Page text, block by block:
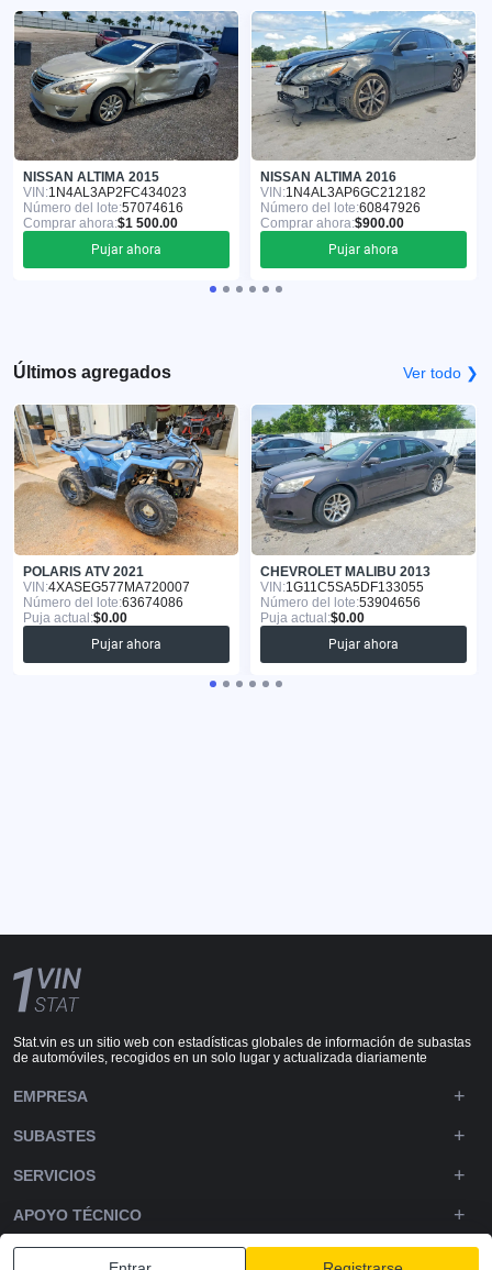
NISSAN ALTIMA 2015
VIN:1N4AL3AP2FC434023
Número del lote:57074616
Comprar ahora:$1 500.00
Pujar ahora
NISSAN ALTIMA 2016
VIN:1N4AL3AP6GC212182
Número del lote:60847926
Comprar ahora:$900.00
Pujar ahora
Últimos agregados Ver todo ❯
POLARIS ATV 2021
VIN:4XASEG577MA720007
Número del lote:63674086
Puja actual:$0.00
Pujar ahora
CHEVROLET MALIBU 2013
VIN:1G11C5SA5DF133055
Número del lote:53904656
Puja actual:$0.00
Pujar ahora
Stat.vin es un sitio web con estadísticas globales de información de subastas
de automóviles, recogidos en un solo lugar y actualizada diariamente
EMPRESA
SUBASTES
SERVICIOS
APOYO TÉCNICO
DOWNLOADS